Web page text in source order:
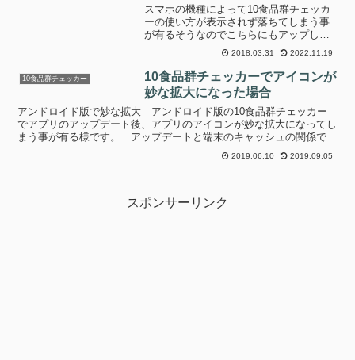
スマホの機種によって10食品群チェッカ
ーの使い方が表示されず落ちてしまう事
が有るそうなのでこちらにもアップしま
す。iOS版とAndroid版が有りますが使い
方はほぼ同じです。以下iOS版で記載しま
す。動画簡単な使い方のイメージ動画で
す。基本...
2018.03.31 2022.11.19
10食品群チェッカー
10食品群チェッカーでアイコンが
妙な拡大になった場合
アンドロイド版で妙な拡大 アンドロイド版の10食品群チェッカー
でアプリのアップデート後、アプリのアイコンが妙な拡大になってし
まう事が有る様です。 アップデートと端末のキャッシュの関係で起
きている不具合と考えられます。再起動で解消 端末を再起...
2019.06.10 2019.09.05
スポンサーリンク